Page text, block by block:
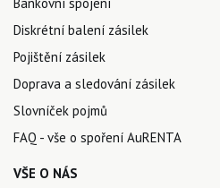
Diskrétní balení zásilek
Pojištění zásilek
Doprava a sledování zásilek
Slovníček pojmů
FAQ - vše o spoření AuRENTA
VŠE O NÁS